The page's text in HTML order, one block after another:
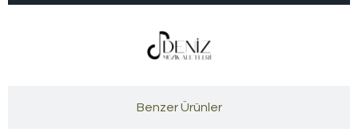
Benzer Ürünler